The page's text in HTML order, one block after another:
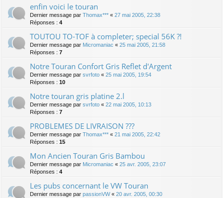
enfin voici le touran
Dernier message par Thomax*** « 27 mai 2005, 22:38
Réponses : 4
TOUTOU TO-TOF à completer; special 56K ?!
Dernier message par Micromaniac « 25 mai 2005, 21:58
Réponses : 7
Notre Touran Confort Gris Reflet d'Argent
Dernier message par svrfoto « 25 mai 2005, 19:54
Réponses : 10
Notre touran gris platine 2.l
Dernier message par svrfoto « 22 mai 2005, 10:13
Réponses : 7
PROBLEMES DE LIVRAISON ???
Dernier message par Thomax*** « 21 mai 2005, 22:42
Réponses : 15
Mon Ancien Touran Gris Bambou
Dernier message par Micromaniac « 25 avr. 2005, 23:07
Réponses : 4
Les pubs concernant le VW Touran
Dernier message par passionVW« 20 avr. 2005, 00:30